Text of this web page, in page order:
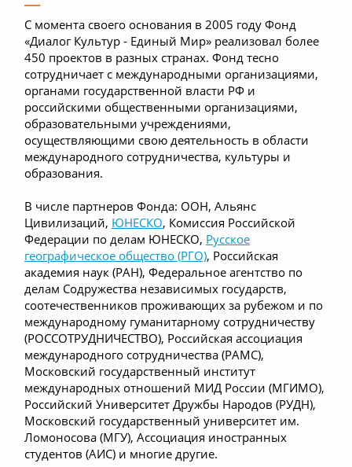
С момента своего основания в 2005 году Фонд
«Диалог Культур - Единый Мир» реализовал более
450 проектов в разных странах. Фонд тесно
сотрудничает с международными организациями,
органами государственной власти РФ и
российскими общественными организациями,
образовательными учреждениями,
осуществляющими свою деятельность в области
международного сотрудничества, культуры и
образования.
В числе партнеров Фонда: ООН, Альянс
Цивилизаций, ЮНЕСКО, Комиссия Российской
Федерации по делам ЮНЕСКО, Русское
географическое общество (РГО), Российская
академия наук (РАН), Федеральное агентство по
делам Содружества независимых государств,
соотечественников проживающих за рубежом и по
международному гуманитарному сотрудничеству
(РОССОТРУДНИЧЕСТВО), Российская ассоциация
международного сотрудничества (РАМС),
Московский государственный институт
международных отношений МИД России (МГИМО),
Российский Университет Дружбы Народов (РУДН),
Московский государственный университет им.
Ломоносова (МГУ), Ассоциация иностранных
студентов (АИС) и многие другие.